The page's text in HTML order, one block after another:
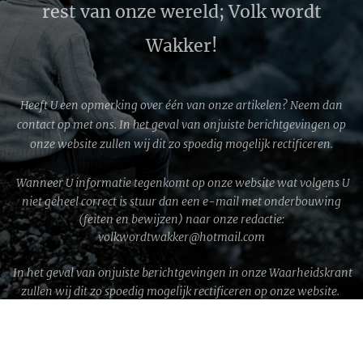
rest van onze wereld; Volk wordt
Wakker!
Heeft U een opmerking over één van onze artikelen? Neem dan
contact op met ons. In het geval van onjuiste berichtgevingen op
onze website zullen wij dit zo spoedig mogelijk rectificeren.
Wanneer U informatie tegenkomt op onze website wat volgens U
niet geheel correct is stuur dan een e-mail met onderbouwing
(feiten en bewijzen) naar onze redactie:
volkwordtwakker@hotmail.com
In het geval van onjuiste berichtgevingen in onze Waarheidskrant
zullen wij dit zo spoedig mogelijk rectificeren op onze website.